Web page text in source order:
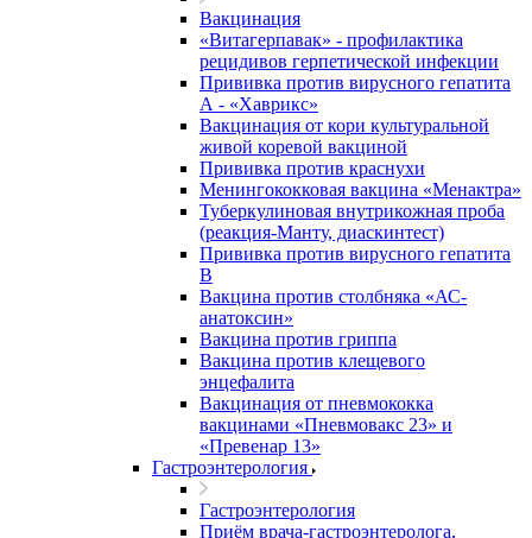
Вакцинация
«Витагерпавак» - профилактика
рецидивов герпетической инфекции
Прививка против вирусного гепатита
А - «Хаврикс»
Вакцинация от кори культуральной
живой коревой вакциной
Прививка против краснухи
Менингококковая вакцина «Менактра»
Туберкулиновая внутрикожная проба
(реакция-Манту, диаскинтест)
Прививка против вирусного гепатита
В
Вакцина против столбняка «АС-
анатоксин»
Вакцина против гриппа
Вакцина против клещевого
энцефалита
Вакцинация от пневмококка
вакцинами «Пневмовакс 23» и
«Превенар 13»
Гастроэнтерология
Гастроэнтерология
Приём врача-гастроэнтеролога,